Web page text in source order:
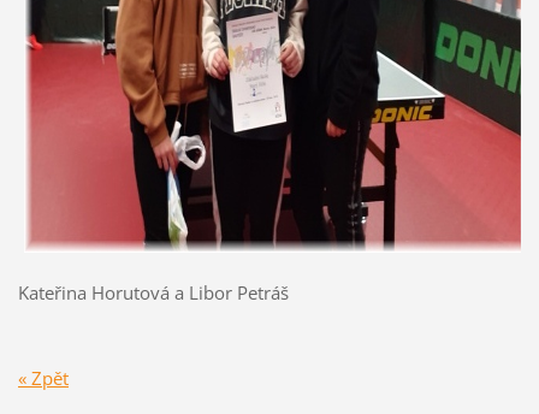
Kateřina Horutová a Libor Petráš
« Zpět